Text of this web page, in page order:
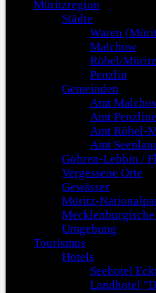
Müritzregion
Städte
Waren
Malchow
Röbel/Müritz
Penzlin
Gemeinden
Amt
Amt
Amt Röbel-
Amt
Göhren-Lebbin /
Vergessene Orte
Gewässer
Müritz-
Mecklenburgische
Umgebung
Tourismus
Hotels
Seehotel
Landhotel